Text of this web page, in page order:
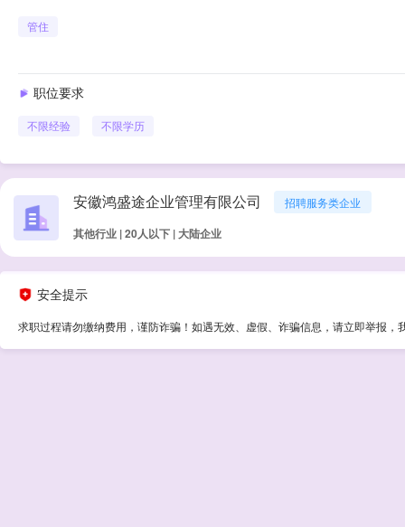
管住
职位要求
不限经验 不限学历
安徽鸿盛途企业管理有限公司 招聘服务类企业
其他行业 | 20人以下 | 大陆企业
安全提示
求职过程请勿缴纳费用，谨防诈骗！如遇无效、虚假、诈骗信息，请立即举报，